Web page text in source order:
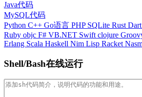
Java代码
MySQL代码
Python C++ Go语言 PHP SQLite Rust Dart
Ruby objc F# VB.NET Swift clojure
Erlang Scala Haskell Nim Lisp Racket
Shell/Bash在线运行